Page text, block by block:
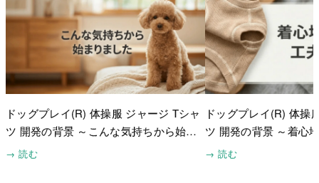
ドッグプレイ(R) 体操服 ジャージ Tシャ
ツ 開発の背景 ～こんな気持ちから始ま
りました～
→ 読む
ドッグプレイ(R) 体操
ツ 開発の背景 ～着心
たこと～
→ 読む